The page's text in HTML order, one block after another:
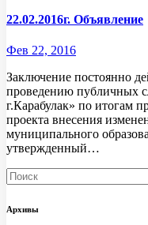
22.02.2016г. Объявление
Фев 22, 2016
Заключение постоянно
проведению публичных
г.Карабулак» по итогам
проекта внесения
муниципального
утвержденный…
Архивы